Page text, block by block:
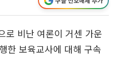
로 비난 여론이 거센 가운
한 보육교사에 대해 구속